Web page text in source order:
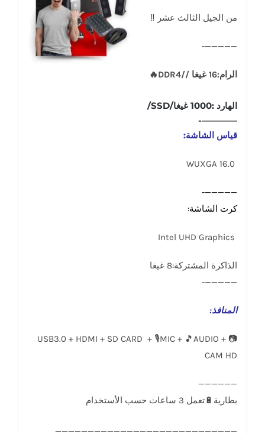
من الجيل الثالث عشر ‼
—————-
الرام:16 غيغا //DDR4🔥
الهارد :1000 غيغا/SSD/
————-
قياس الشاشة:
—————-
كرت الشاشة:
الذاكرة المشتركة:8 غيغا
—————-
المنافذ:
USB3.0 + HDMI + SD CARD + 🎙️MIC + 🎵AUDIO + 📷
CAM HD
____________________________